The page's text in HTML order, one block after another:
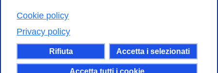
Cookie policy
Privacy policy
Rifiuta Accetta i selezionati
Accetta tutti i cookie
| CF 97284570583 – PI 07577141000 | Codice
Destinatario 7EU9KEU |
Il contenuto di questo sito e' rilasciato, tranne dove
altrimenti indicato, secondo i termini della licenza
Creative Commons